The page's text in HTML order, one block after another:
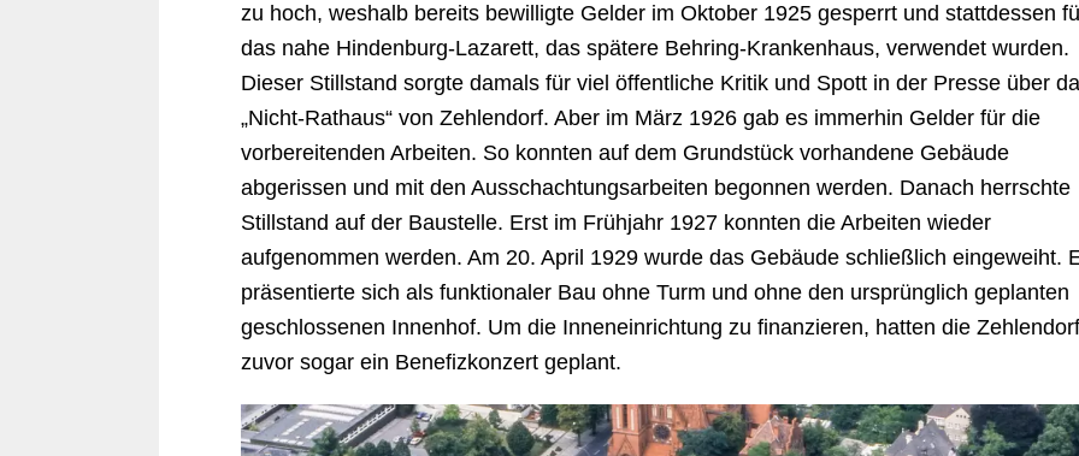
zu hoch, weshalb bereits bewilligte Gelder im Oktober 1925 gesperrt und stattdessen
das nahe Hindenburg-Lazarett, das spätere Behring-Krankenhaus, verwendet wurden.
Dieser Stillstand sorgte damals für viel öffentliche Kritik und Spott in der Presse über
„Nicht-Rathaus“ von Zehlendorf. Aber im März 1926 gab es immerhin Gelder für die
vorbereitenden Arbeiten. So konnten auf dem Grundstück vorhandene Gebäude
abgerissen und mit den Ausschachtungsarbeiten begonnen werden. Danach herrschte
Stillstand auf der Baustelle. Erst im Frühjahr 1927 konnten die Arbeiten wieder
aufgenommen werden. Am 20. April 1929 wurde das Gebäude schließlich eingeweiht.
präsentierte sich als funktionaler Bau ohne Turm und ohne den ursprünglich geplanten
geschlossenen Innenhof. Um die Inneneinrichtung zu finanzieren, hatten die
zuvor sogar ein Benefizkonzert geplant.